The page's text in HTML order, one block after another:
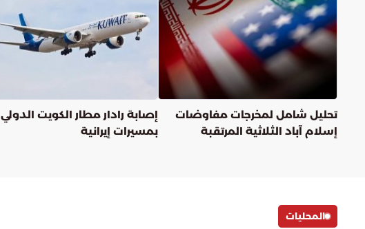
تحليل شامل لمخرجات مفاوضات
إسلام آباد الثلاثية المرتقبة
إصابة رادار مطار الكويت الدولي
بمسيرات إيرانية
المحليات